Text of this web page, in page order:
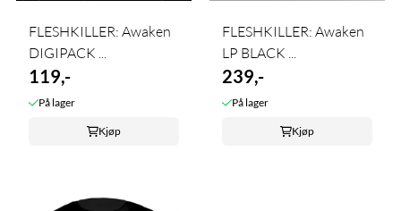
FLESHKILLER: Awaken
DIGIPACK ...
119,-
På lager
Kjøp
FLESHKILLER: Awaken
LP BLACK ...
239,-
På lager
Kjøp